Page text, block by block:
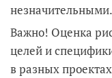
незначительными.
Важно! Оценка
целей и
в разных